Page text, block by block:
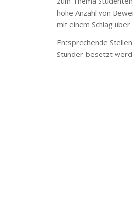
hohe Anzahl von
mit einem Schlag
Entsprechende
Stunden besetzt